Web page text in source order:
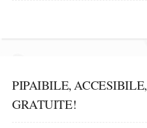
PIPAIBILE, ACCESIBILE,
GRATUITE!